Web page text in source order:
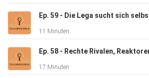
https://buymeacoffee.com/italopolitisch
11 Minuten
17 Minuten